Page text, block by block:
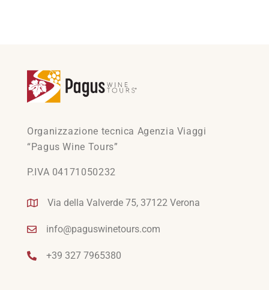
Organizzazione tecnica Agenzia Viaggi
“Pagus Wine Tours”
P.IVA 04171050232
Via della Valverde 75, 37122 Verona
info@paguswinetours.com
+39 327 7965380